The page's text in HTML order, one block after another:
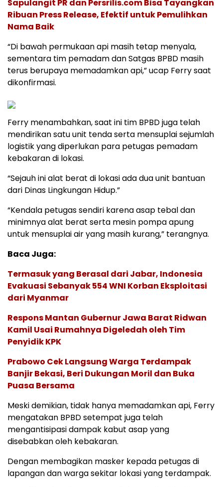
Sapulangit PR dan Persrilis.com Bisa Tayangkan
Ribuan Press Release, Efektif untuk Pemulihkan
Nama Baik
“Di bawah permukaan api masih tetap menyala,
sementara tim pemadam dan Satgas BPBD masih
terus berupaya memadamkan api,” ucap Ferry saat
dikonfirmasi.
Ferry menambahkan, saat ini tim BPBD juga telah
mendirikan satu unit tenda serta mensuplai sejumlah
logistik yang diperlukan para petugas pemadam
kebakaran di lokasi.
“Sejauh ini alat berat di lokasi ada dua unit bantuan
dari Dinas Lingkungan Hidup.”
“Kendala petugas sendiri karena asap tebal dan
minimnya alat berat serta mesin pompa apung
untuk mensuplai air yang masih kurang,” terangnya.
Baca Juga:
Termasuk yang Berasal dari Jabar, Indonesia
Evakuasi Sebanyak 554 WNI Korban Eksploitasi
dari Myanmar
Respons Mantan Gubernur Jawa Barat Ridwan
Kamil Usai Rumahnya Digeledah oleh Tim
Penyidik KPK
Prabowo Cek Langsung Warga Terdampak
Banjir Bekasi, Beri Dukungan Moril dan Buka
Puasa Bersama
Meski demikian, tidak hanya memadamkan api, Ferry
mengatakan BPBD setempat juga telah
mengantisipasi dampak kabut asap yang
disebabkan oleh kebakaran.
Dengan membagikan masker kepada petugas di
lapangan dan warga sekitar lokasi yang terdampak.